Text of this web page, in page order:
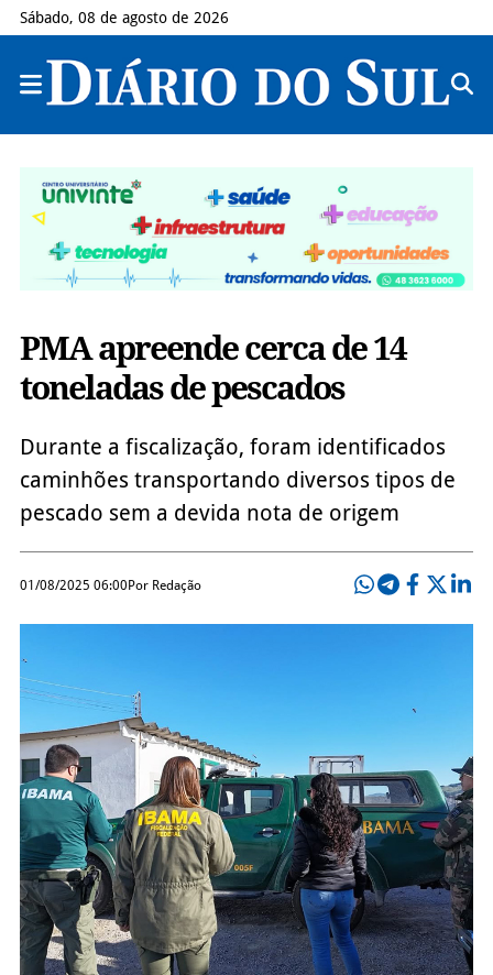
Sábado, 08 de agosto de 2026
PMA apreende cerca de 14
toneladas de pescados
Durante a fiscalização, foram identificados
caminhões transportando diversos tipos de
pescado sem a devida nota de origem
01/08/2025 06:00Por Redação